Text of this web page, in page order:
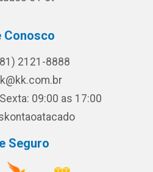
Conosco
2121-8888
09:00 as 17:00
Seguro